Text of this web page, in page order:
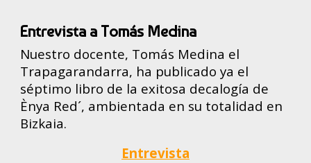
Entrevista a Tomás Medina
Nuestro docente, Tomás Medina el
Trapagarandarra, ha publicado ya el
séptimo libro de la exitosa decalogía de
Ènya Red´, ambientada en su totalidad en
Bizkaia.
Entrevista